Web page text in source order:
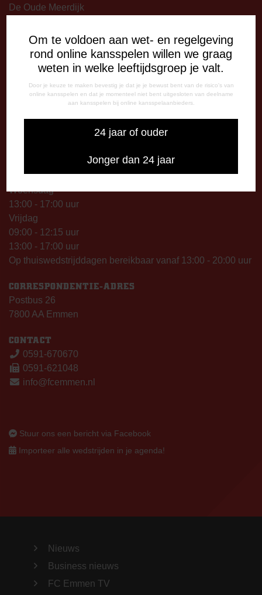
Om te voldoen aan wet- en regelgeving
rond online kansspelen willen we graag
weten in welke leeftijdsgroep je valt.
Door je keuze te maken bevestig je dat je je bewust bent van de risico's van
online kansspelen en dat je momenteel niet bent uitgesloten van deelname
aan kansspelen bij online kansspelaanbieders.
24 jaar of ouder
Jonger dan 24 jaar
De Oude Meerdijk
Dinsdag t/m vrijdag:
09.00 – 12.15 uur
13.00 – 17.00 uur
Op thuiswedstrijddagen geopend vanaf 13.00 uur (i.p.v.
09.00 uur).
TELEFONISCHE BEREIKBAARHEID
Telefonisch bereikbaar op:
13:00 - 17:00 uur
Woensdag
13:00 - 17:00 uur
Vrijdag
09:00 - 12:15 uur
13:00 - 17:00 uur
Op thuiswedstrijddagen bereikbaar vanaf 13:00 - 20:00 uur
CORRESPONDENTIE-ADRES
Postbus 26
7800 AA Emmen
CONTACT
0591-670670
0591-621048
info@fcemmen.nl
Stuur ons een bericht via Facebook
Importeer alle wedstrijden in je agenda!
Nieuws
Business nieuws
FC Emmen TV